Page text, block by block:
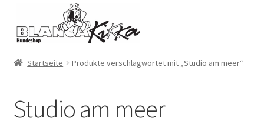
Navigation
springen
Inhalt
springen
Startseite Produkte verschlagwortet mit „Studio am meer“
Studio am meer